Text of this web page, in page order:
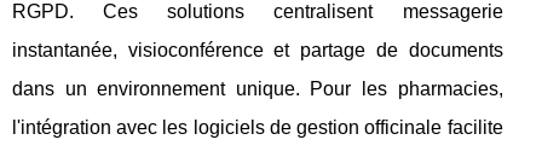
RGPD. Ces solutions centralisent messagerie
instantanée, visioconférence et partage de documents
dans un environnement unique. Pour les pharmacies,
l'intégration avec les logiciels de gestion officinale facilite